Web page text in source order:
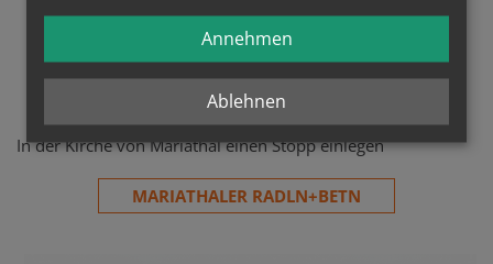
Mariathal
In der Kirche von Mariathal einen Stopp einlegen
MARIATHALER RADLN+BETN
Ablehnen
Annehmen